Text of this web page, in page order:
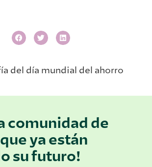
comunidad de
ya están
su futuro!